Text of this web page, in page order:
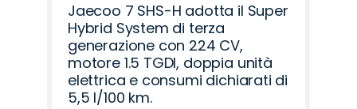
Jaecoo 7 SHS-H adotta il Super
Hybrid System di terza
generazione con 224 CV,
motore 1.5 TGDI, doppia unità
elettrica e consumi dichiarati di
5,5 l/100 km.